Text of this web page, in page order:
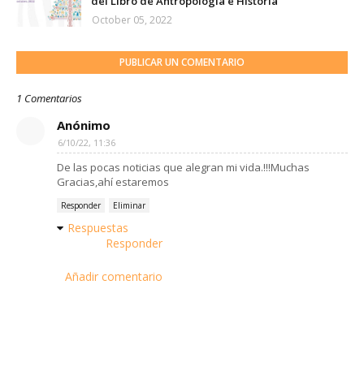
October 05, 2022
PUBLICAR UN COMENTARIO
1 Comentarios
Anónimo
6/10/22, 11:36
De las pocas noticias que alegran mi vida.!!!Muchas
Gracias,ahí estaremos
Responder Eliminar
Respuestas
Responder
Añadir comentario